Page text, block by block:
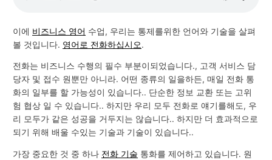
이에 비즈니스 영어 수업, 우리는 통제를위한 언어와 기술을 살펴
볼 것입니다. 영어로 전화하십시오.
전화는 비즈니스 수행의 필수 부분이되었습니다., 고객 서비스 담
당자 및 접수 원뿐만 아니라. 어떤 종류의 일을하든, 매일 전화 통
화의 일부를 할 가능성이 있습니다.. 단순한 정보 교환 또는 고위
험 협상 일 수 있습니다.. 하지만 우리 모두 전화로 얘기를해도, 우
리 모두가 같은 성공을 거두지는 않습니다.. 하지만 더 효과적으로
되기 위해 배울 수있는 기술과 기술이 있습니다..
가장 중요한 것 중 하나 전화 기술 통화를 제어하고 있습니다. 원